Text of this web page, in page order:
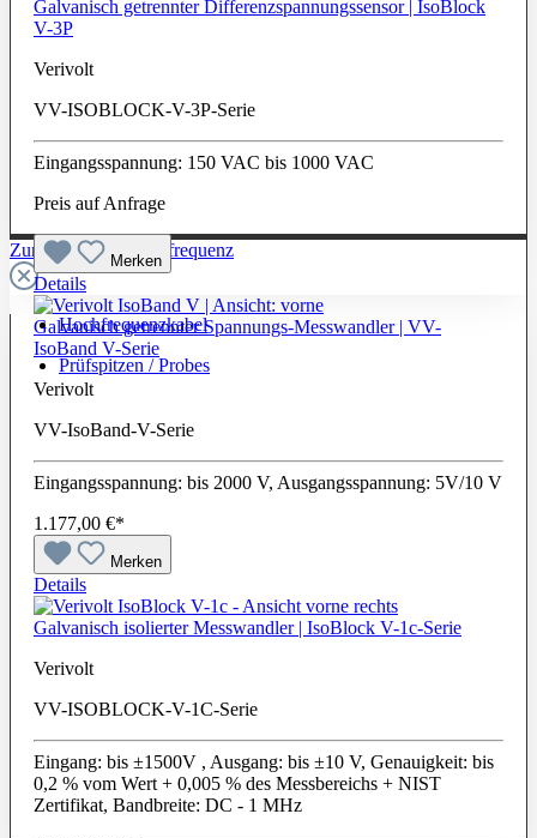
Zur Kategorie: Hochfrequenz
Hochfrequenzkabel
Prüfspitzen / Probes
Galvanisch getrennter Differenzspannungssensor | IsoBlock
V-3P
Verivolt
VV-ISOBLOCK-V-3P-Serie
Eingangsspannung: 150 VAC bis 1000 VAC
Preis auf Anfrage
Merken
Details
Galvanisch getrennter Spannungs-Messwandler | VV-
IsoBand V-Serie
Verivolt
VV-IsoBand-V-Serie
Eingangsspannung: bis 2000 V, Ausgangsspannung: 5V/10 V
1.177,00 €*
Merken
Details
Galvanisch isolierter Messwandler | IsoBlock V-1c-Serie
Verivolt
VV-ISOBLOCK-V-1C-Serie
Eingang: bis ±1500V , Ausgang: bis ±10 V, Genauigkeit: bis
0,2 % vom Wert + 0,005 % des Messbereichs + NIST
Zertifikat, Bandbreite: DC - 1 MHz